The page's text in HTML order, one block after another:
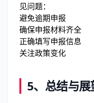
见问题：
避免逾期申报
确保申报材料齐全
正确填写申报信息
关注政策变化
5、 总结与展